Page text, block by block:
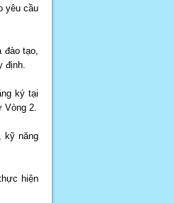
yêu cầu
đào tạo,
định.
ký tại
Vòng 2.
kỹ năng
hiện